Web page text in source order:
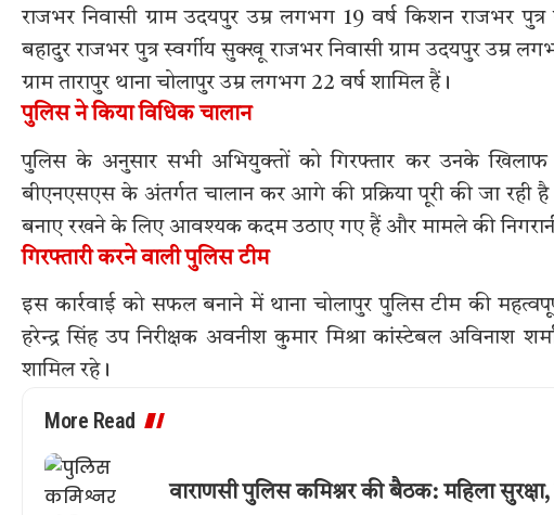
राजभर निवासी ग्राम उदयपुर उम्र लगभग 19 वर्ष किशन राजभर
बहादुर राजभर पुत्र स्वर्गीय सुक्खू राजभर निवासी ग्राम उदयपुर उम्र
ग्राम तारापुर थाना चोलापुर उम्र लगभग 22 वर्ष शामिल हैं।
पुलिस ने किया विधिक चालान
पुलिस के अनुसार सभी अभियुक्तों को गिरफ्तार कर उनके खिलाफ
बीएनएसएस के अंतर्गत चालान कर आगे की प्रक्रिया पूरी की जा रही
बनाए रखने के लिए आवश्यक कदम उठाए गए हैं और मामले की निगरानी
गिरफ्तारी करने वाली पुलिस टीम
इस कार्रवाई को सफल बनाने में थाना चोलापुर पुलिस टीम की
हरेन्द्र सिंह उप निरीक्षक अवनीश कुमार मिश्रा कांस्टेबल अविनाश
शामिल रहे।
More Read
वाराणसी पुलिस कमिश्नर की बैठक: महिला